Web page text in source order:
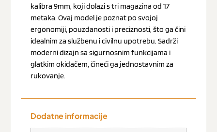
kalibra 9mm, koji dolazi s tri magazina od 17
metaka. Ovaj model je poznat po svojoj
ergonomiji, pouzdanosti i preciznosti, što ga čini
idealnim za službenu i civilnu upotrebu. Sadrži
moderni dizajn sa sigurnosnim funkcijama i
glatkim okidačem, čineći ga jednostavnim za
rukovanje.
Dodatne informacije